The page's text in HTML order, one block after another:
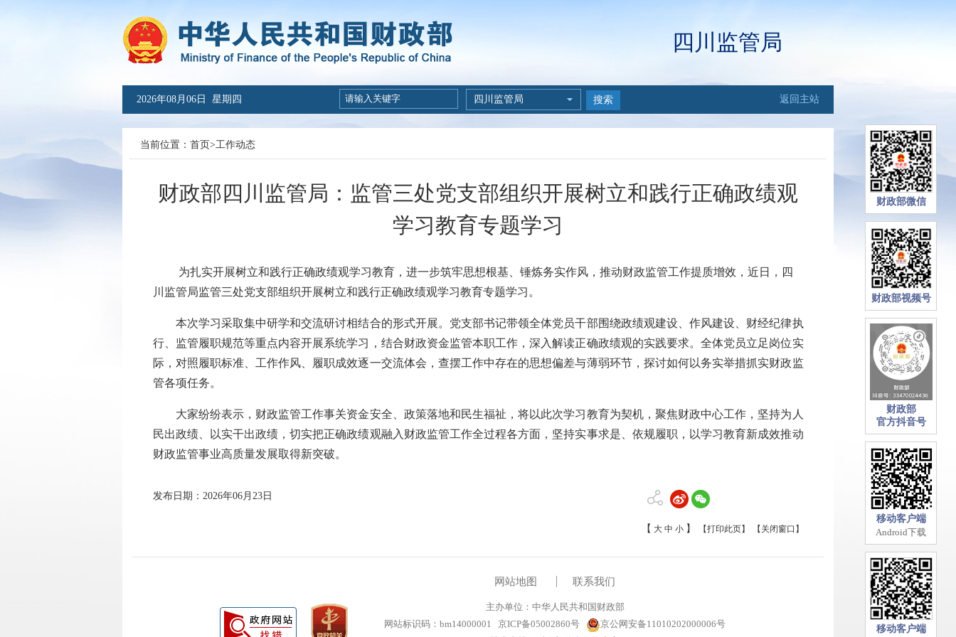
财政部微信
财政部视频号
财政部
官方抖音号
移动客户端
Android下载
移动客户端
四川监管局
2026年08月06日 星期四 四川监管局 搜索 返回主站
当前位置： 首页>工作动态
财政部四川监管局：监管三处党支部组织开展树立和践行正确政绩观
学习教育专题学习
为扎实开展树立和践行正确政绩观学习教育，进一步筑牢思想根基、锤炼务实作风，推动财政监管工作提质增效，近日，四
川监管局监管三处党支部组织开展树立和践行正确政绩观学习教育专题学习。
本次学习采取集中研学和交流研讨相结合的形式开展。党支部书记带领全体党员干部围绕政绩观建设、作风建设、财经纪律执
行、监管履职规范等重点内容开展系统学习，结合财政资金监管本职工作，深入解读正确政绩观的实践要求。全体党员立足岗位实
际，对照履职标准、工作作风、履职成效逐一交流体会，查摆工作中存在的思想偏差与薄弱环节，探讨如何以务实举措抓实财政监
管各项任务。
大家纷纷表示，财政监管工作事关资金安全、政策落地和民生福祉，将以此次学习教育为契机，聚焦财政中心工作，坚持为人
民出政绩、以实干出政绩，切实把正确政绩观融入财政监管工作全过程各方面，坚持实事求是、依规履职，以学习教育新成效推动
财政监管事业高质量发展取得新突破。
发布日期：2026年06月23日
【 大 中 小 】 【打印此页】 【关闭窗口】
网站地图 联系我们
主办单位：中华人民共和国财政部
网站标识码：bm14000001
京ICP备05002860号
京公网安备11010202000006号